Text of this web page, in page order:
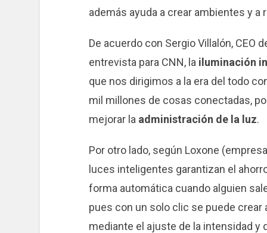
además ayuda a crear ambientes y a
De acuerdo con Sergio Villalón, CEO
entrevista para CNN, la iluminación
que nos dirigimos a la era del todo
mil millones de cosas conectadas,
mejorar la administración de la luz.
Por otro lado, según Loxone
luces inteligentes garantizan el
forma automática cuando alguien
pues con un solo clic se puede
mediante el ajuste de la intensidad y